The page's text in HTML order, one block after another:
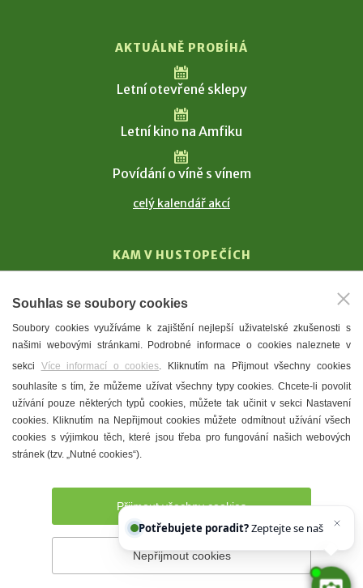
AKTUÁLNĚ PROBÍHÁ
Letní otevřené sklepy
Letní kino na Amfiku
Povídání o víně s vínem
celý kalendář akcí
KAM V HUSTOPEČÍCH
T. G. Masaryk
Mandloně
Ubytování
Restaurace
Městské muzeum a galerie
Denní meníčka
Prohlášení o přístupnosti Správce webu
Souhlas se soubory cookies
Soubory cookies využíváme k zajištění nejlepší uživatelské zkušenosti s
našimi webovými stránkami. Podrobné informace o cookies naleznete v
sekci Více informací o cookies. Kliknutím na Přijmout všechny cookies
souhlasíte s tím, že můžeme užívat všechny typy cookies. Chcete-li povolit
užívání pouze některých typů cookies, můžete tak učinit v sekci Nastavení
cookies. Kliknutím na Nepřijmout cookies můžete odmítnout užívání všech
cookies s výjimkou těch, které jsou třeba pro fungování našich webových
stránek (tzv. „Nutné cookies“).
Přijmout všechny cookies
Nepřijmout cookies
Potřebujete poradit? Zeptejte se našeho asist